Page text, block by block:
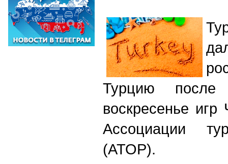
Турцию
воскресенье
Ассоциации
(АТОР).